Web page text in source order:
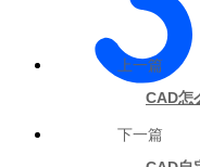
上一篇
CAD怎
下一篇